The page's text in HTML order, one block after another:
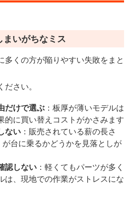
いがちなミス
多くの方が陥りやすい失敗をまと
さい。
だけで選ぶ ：板厚が薄いモデルは
的に買い替えコストがかさみます
ない ：販売されている薪の長さ
が台に乗るかどうかを見落としが
認しない ：軽くてもパーツが多く
は、現地での作業がストレスにな